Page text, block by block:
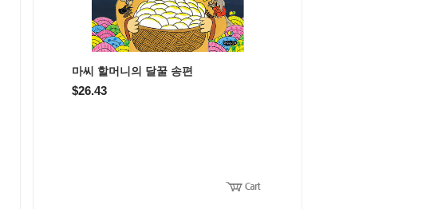
마씨 할머니의 달꿀 송편
$26.43